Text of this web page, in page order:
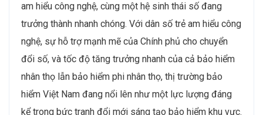
am hiểu công nghệ, cùng một hệ sinh thái số đang
trưởng thành nhanh chóng. Với dân số trẻ am hiểu công
nghệ, sự hỗ trợ mạnh mẽ của Chính phủ cho chuyển
đổi số, và tốc độ tăng trưởng nhanh của cả bảo hiểm
nhân thọ lẫn bảo hiểm phi nhân thọ, thị trường bảo
hiểm Việt Nam đang nổi lên như một lực lượng đáng
kể trong bức tranh đổi mới sáng tạo bảo hiểm khu vực.